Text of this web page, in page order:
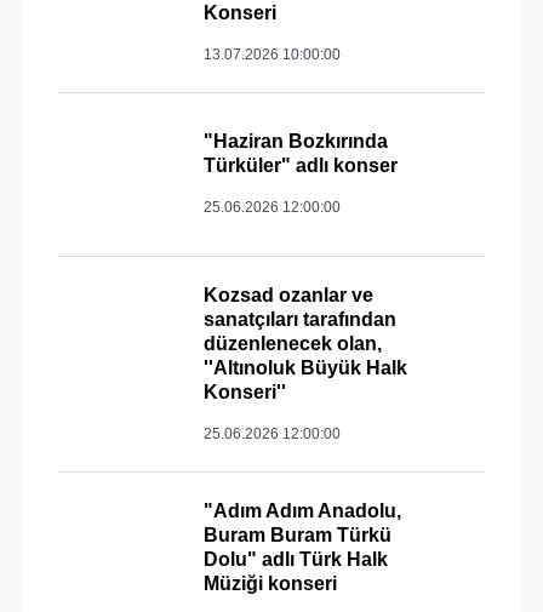
Konseri
13.07.2026 10:00:00
"Haziran Bozkırında
Türküler" adlı konser
25.06.2026 12:00:00
Kozsad ozanlar ve
sanatçıları tarafından
düzenlenecek olan,
''Altınoluk Büyük Halk
Konseri''
25.06.2026 12:00:00
"Adım Adım Anadolu,
Buram Buram Türkü
Dolu" adlı Türk Halk
Müziği konseri